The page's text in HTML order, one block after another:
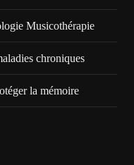
Musicothérapie
chroniques
la mémoire